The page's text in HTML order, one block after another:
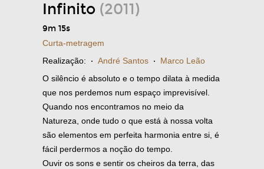
Infinito (2011)
9m 15s
Curta-metragem
Realização: · André Santos · Marco Leão
O silêncio é absoluto e o tempo dilata à medida
que nos perdemos num espaço imprevisível.
Quando nos encontramos no meio da
Natureza, onde tudo o que está à nossa volta
são elementos em perfeita harmonia entre si, é
fácil perdermos a noção do tempo.
Ouvir os sons e sentir os cheiros da terra, das